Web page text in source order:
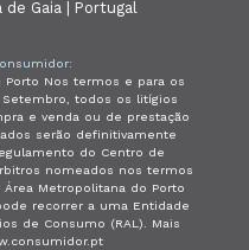
de Gaia | Portugal
Porto Nos termos e para os
todos os litígios
e venda ou de prestação
serão definitivamente
do Centro de
nomeados nos termos
Metropolitana do Porto
recorrer a uma Entidade
de Consumo (RAL). Mais